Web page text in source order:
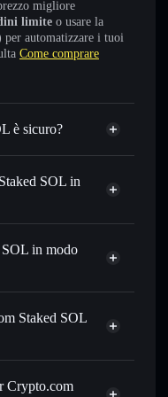
migliore
limite o usare la
per automatizzare i tuoi
Come comprare
è sicuro?
verificato
SOL in
Solflare
CDCSOL in
Solana al prezzo
cost average su
CDCSOL senza
in modo
di privacy
Staked SOL
Staked SOL
Crypto.com